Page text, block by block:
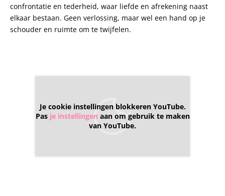
confrontatie en tederheid, waar liefde en afrekening naast
elkaar bestaan. Geen verlossing, maar wel een hand op je
schouder en ruimte om te twijfelen.
Je cookie instellingen blokkeren YouTube.
Pas je instellingen aan om gebruik te maken
van YouTube.